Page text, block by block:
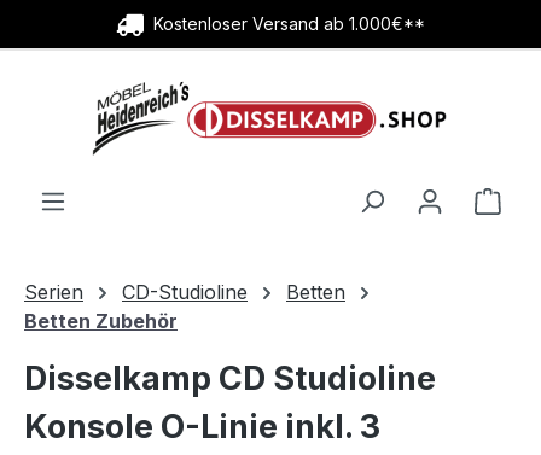
Zum Hauptinhalt springenKostenloser Versand ab 1.000€**
Serien CD-Studioline
Betten
Betten Zubehör
Disselkamp CD Studioline
Konsole O-Linie inkl. 3